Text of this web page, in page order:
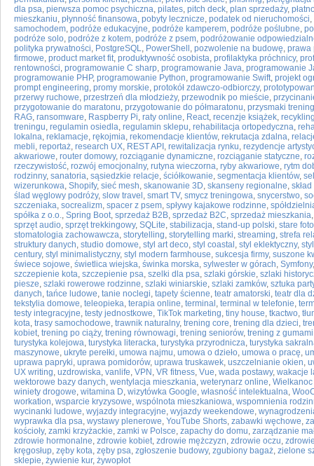
dla psa, pierwsza pomoc psychiczna, pilates, pitch deck, plan sprzedaży,
mieszkaniu, płynność finansowa, pobyty lecznicze, podatek od nieruchomości,
samochodem, podróże edukacyjne, podróże kamperem, podróże poślubne,
podróże solo, podróże z kotem, podróże z psem, podróżowanie
polityka prywatności, PostgreSQL, PowerShell , pozwolenie na budowę, prawa
firmowe, product market fit, produktywność osobista, profilaktyka próchnicy,
rentowności, programowanie C sharp, programowanie Java, programowanie
programowanie PHP, programowanie Python, programowanie Swift, projekt
prompt engineering, promy morskie, protokół zdawczo-odbiorczy,
przerwy ruchowe, przestrzeń dla młodzieży, przewodnik po mieście,
przygotowanie do maratonu, przygotowanie do półmaratonu, przysmaki
RAG, ransomware, Raspberry Pi, raty online, React, recenzje książek,
treningu, regulamin osiedla, regulamin sklepu, rehabilitacja ortopedyczna,
lokalna, reklamacje, rękojmia, rekomendacje klientów, rekrutacja zdalna,
mebli, reportaż, research UX, REST API , rewitalizacja rynku, rezydencje
akwariowe, router domowy, rozciąganie dynamiczne, rozciąganie statyczne,
rzeczywistość, rozwój emocjonalny, rutyna wieczorna, ryby akwariowe, rytm
rodzinny, sanatoria, sąsiedzkie relacje, ściółkowanie, segmentacja klientów,
wizerunkowa, Shopify, sieć mesh, skanowanie 3D, skanseny regionalne,
ślad węglowy podróży, slow travel , smart TV, smycz treningowa, snycerstwo,
szczeniaka, socrealizm, spacer z psem, spływy kajakowe rodzinne,
spółka z o.o., Spring Boot, sprzedaż B2B, sprzedaż B2C, sprzedaż mieszkania
sprzęt audio, sprzęt trekkingowy, SQLite, stabilizacja, stand-up polski, stare
stomatologia zachowawcza, storytelling, storytelling marki, streaming, strefa
struktury danych, studio domowe, styl art deco, styl coastal , styl eklektyczny,
century, styl minimalistyczny, styl modern farmhouse, sukcesja firmy, suszone
świece sojowe, świetlica wiejska, świnka morska, sylwester w górach, Symfony
szczepienie kota, szczepienie psa, szelki dla psa, szlaki górskie, szlaki
piesze, szlaki rowerowe rodzinne, szlaki winiarskie, szlaki zamków, sztuka
danych, tańce ludowe, tanie noclegi, tapety ścienne, teatr amatorski, teatr dla
tekstylia domowe, teleopieka, terapia online, terminal , terminal w telefonie,
testy integracyjne, testy jednostkowe, TikTok marketing, tiny house, tkactwo,
kota, trasy samochodowe, trawnik naturalny, trening core, trening dla dzieci,
kobiet, trening po ciąży, trening równowagi, trening seniorów, trening z gumami
turystyka kolejowa, turystyka literacka, turystyka przyrodnicza, turystyka
maszynowe, ukryte perełki, umowa najmu, umowa o dzieło, umowa o pracę,
uprawa papryki, uprawa pomidorów, uprawa truskawek, uszczelnianie okien,
UX writing, uzdrowiska, vanlife, VPN , VR fitness, Vue, wada postawy, wakacje
wektorowe bazy danych, wentylacja mieszkania, weterynarz online,
winiety drogowe, witamina D, wizytówka Google, własność intelektualna,
workation, wsparcie kryzysowe, wspólnota mieszkaniowa, wspomnienia
wycinanki ludowe, wyjazdy integracyjne, wyjazdy weekendowe,
wyprawka dla psa, wystawy plenerowe, YouTube Shorts, zabawki węchowe,
kościoły, zamki krzyżackie, zamki w Polsce, zapachy do domu, zarządzanie
zdrowie hormonalne, zdrowie kobiet, zdrowie mężczyzn, zdrowie oczu,
kręgosłup, zęby kota, zęby psa, zgłoszenie budowy, zgubiony bagaż, zielone
sklepie, żywienie kur, żywopłot